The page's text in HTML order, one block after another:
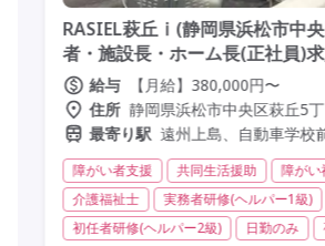
RASIEL萩丘ⅰ(静岡県浜松市中
者・施設長・ホーム長(正社員)
給与
【月給】380,000円〜
住所 静岡県浜松市中央区萩丘5
最寄り駅 遠州上島、自動車学校
障がい者支援 共同生活援助
障がい
介護福祉士
実務者研修(ヘルパー1級)
初任者研修(ヘルパー2級)
日勤のみ